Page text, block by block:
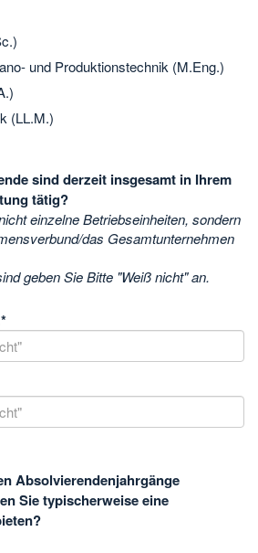
und Produktionstechnik (M.Eng.)
(LL.M.)
sind derzeit insgesamt in Ihrem
tätig?
einzelne Betriebseinheiten, sondern
das Gesamtunternehmen
geben Sie Bitte "Weiß nicht" an.
*
Absolvierendenjahrgänge
Sie typischerweise eine